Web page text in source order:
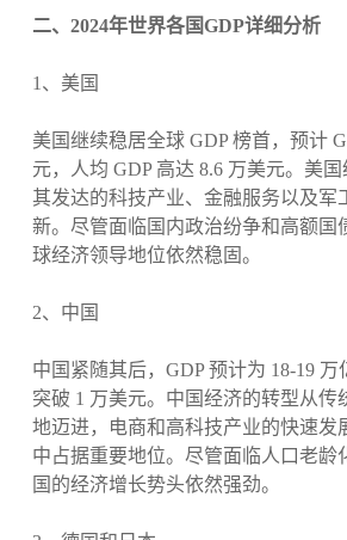
二、2024年世界各国GDP详细分析
1、美国
美国继续稳居全球 GDP 榜首，预计
元，人均 GDP 高达 8.6 万美元。美
其发达的科技产业、金融服务以及军
新。尽管面临国内政治纷争和高额国
球经济领导地位依然稳固。
2、中国
中国紧随其后，GDP 预计为 18-19 万
突破 1 万美元。中国经济的转型从传
地迈进，电商和高科技产业的快速发
中占据重要地位。尽管面临人口老龄
国的经济增长势头依然强劲。